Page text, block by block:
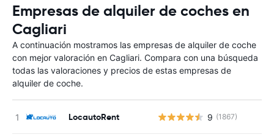
Empresas de alquiler de coches en
Cagliari
A continuación mostramos las empresas de alquiler de coche
con mejor valoración en Cagliari. Compara con una búsqueda
todas las valoraciones y precios de estas empresas de
alquiler de coche.
LocautoRent 9 (1867)